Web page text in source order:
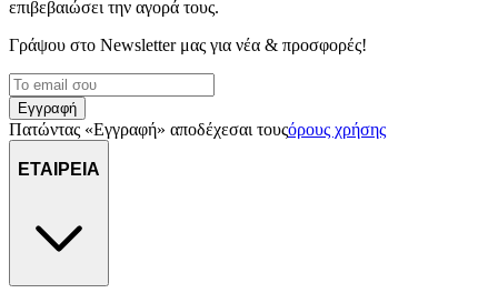
επιβεβαιώσει την αγορά τους.
Γράψου στο Νewsletter μας για νέα & προσφορές!
Εγγραφή
Πατώντας «Εγγραφή» αποδέχεσαι τουςόρους χρήσης
ΕΤΑΙΡΕΙΑ